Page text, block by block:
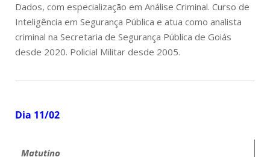
Dados, com especialização em Análise Criminal. Curso de
Inteligência em Segurança Pública e atua como analista
criminal na Secretaria de Segurança Pública de Goiás
desde 2020. Policial Militar desde 2005.
Dia 11/02
Matutino